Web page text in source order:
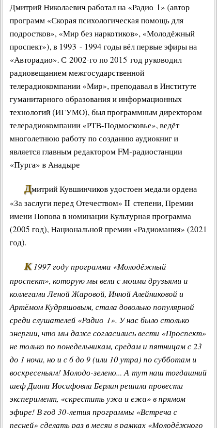
Дмитрий Николаевич работал на «Радио 1» (автор
программ «Скорая психологическая помощь для
подростков», «Мир без наркотиков», «Молодёжный
проспект»), в 1993 - 1994 годы вёл первые эфиры на
«Авторадио». С 2002-го по 2015 год руководил
радиовещанием межгосударственной
телерадиокомпании «Мир», преподавал в Институте
гуманитарного образования и информационных
технологий (ИГУМО), был программным директором
телерадиокомпании «РТВ-Подмосковье», ведёт
многолетнюю работу по созданию аудиокниги
является главным редактором FM-радиостанции
«Пурга» в Анадыре
Дмитрий Кувшинчиков удостоен медали ордена
«За заслуги перед Отечеством» II степени, Премии
имени Попова в номинацииКультурная программа
(2005 год), Национальной премии «Радиомания» (2021
год).
К1997 году программа «Молодёжный
проспект», которую мы вели с моими друзьями и
коллегамиЛеной Жаровой, Инной Алейниковойи
Артёмом Кудряшовым, стала довольно популярной
среди слушателей «Радио 1». У нас было столько
энергии, что мы даже согласились вести «Проспект»
не только по понедельникам, средам и пятницам с 23
до 1 ночи, но и с 6 до 9 (или 10 утра) по субботам и
воскресеньям! Молодо-зелено... А тут наш тогдашний
шефДиана Иосифовна Берлинрешила провести
эксперимент, «скрестить ужа и ежа» в прямом
эфире! В год 30-летия программы «Встреча с
песней» сделать раз в месяц в рамках «Молодёжного